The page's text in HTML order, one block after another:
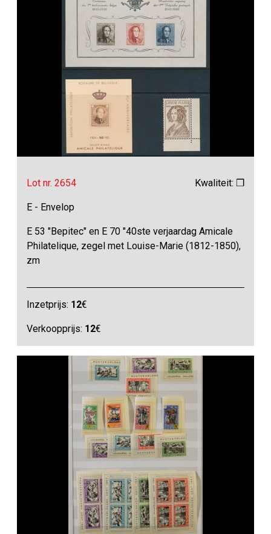
Lot nr. 2654 Kwaliteit: ❒
E - Envelop
E 53 "Bepitec" en E 70 "40ste verjaardag Amicale
Philatelique, zegel met Louise-Marie (1812-1850),
zm
Inzetprijs: 12€
Verkoopprijs: 12€